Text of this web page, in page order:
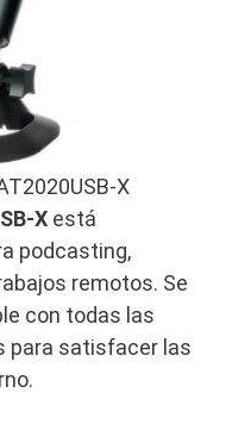
X
X está
podcasting,
remotos. Se
con todas las
para satisfacer las